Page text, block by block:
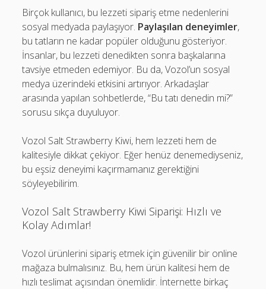
Birçok kullanıcı, bu lezzeti sipariş etme nedenlerini
sosyal medyada paylaşıyor. Paylaşılan deneyimler,
bu tatların ne kadar popüler olduğunu gösteriyor.
İnsanlar, bu lezzeti denedikten sonra başkalarına
tavsiye etmeden edemiyor. Bu da, Vozol’un sosyal
medya üzerindeki etkisini artırıyor. Arkadaşlar
arasında yapılan sohbetlerde, “Bu tatı denedin mi?”
sorusu sıkça duyuluyor.
Vozol Salt Strawberry Kiwi, hem lezzeti hem de
kalitesiyle dikkat çekiyor. Eğer henüz denemediyseniz,
bu eşsiz deneyimi kaçırmamanız gerektiğini
söyleyebilirim.
Vozol Salt Strawberry Kiwi Siparişi: Hızlı ve
Kolay Adımlar!
Vozol ürünlerini sipariş etmek için güvenilir bir online
mağaza bulmalısınız. Bu, hem ürün kalitesi hem de
hızlı teslimat açısından önemlidir. İnternette birkaç